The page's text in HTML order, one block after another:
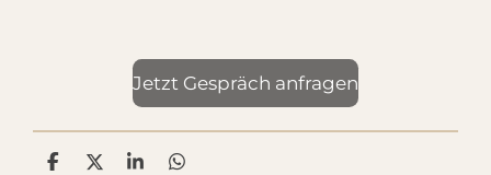
Jetzt Gespräch anfragen
T T T T